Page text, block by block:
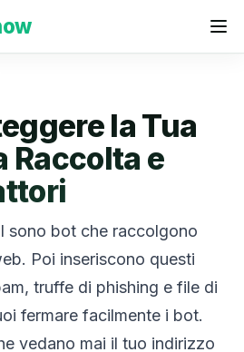
la Tua
Raccolta e
sono bot che raccolgono
Poi inseriscono questi
truffe di phishing e file di
fermare facilmente i bot.
vedano mai il tuo indirizzo